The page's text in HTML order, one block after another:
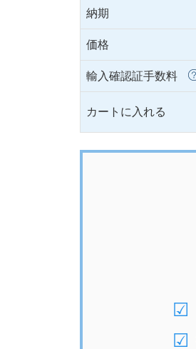
納期
価格
輸入確認証手数料
カートに入れる